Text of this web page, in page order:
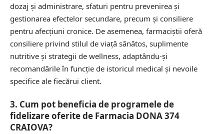
dozaj și administrare, sfaturi pentru prevenirea și
gestionarea efectelor secundare, precum și consiliere
pentru afecțiuni cronice. De asemenea, farmaciștii oferă
consiliere privind stilul de viață sănătos, suplimente
nutritive și strategii de wellness, adaptându-și
recomandările în funcție de istoricul medical și nevoile
specifice ale fiecărui client.
3. Cum pot beneficia de programele de
fidelizare oferite de Farmacia DONA 374
CRAIOVA?